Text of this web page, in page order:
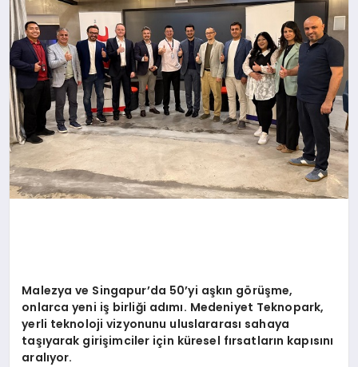
Malezya ve Singapur’da 50’yi aşkın görüşme,
onlarca yeni iş birliği adımı. Medeniyet Teknopark,
yerli teknoloji vizyonunu uluslararası sahaya
taşıyarak girişimciler için küresel fırsatların kapısını
aralıyor.